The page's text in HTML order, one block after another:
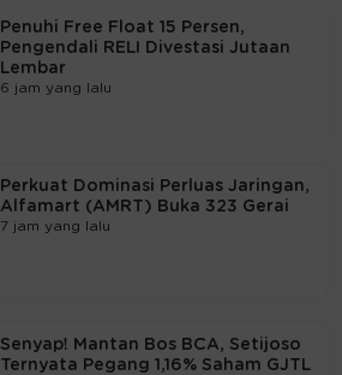
Penuhi Free Float 15 Persen,
Pengendali RELI Divestasi Jutaan
Lembar
6 jam yang lalu
Perkuat Dominasi Perluas Jaringan,
Alfamart (AMRT) Buka 323 Gerai
7 jam yang lalu
Senyap! Mantan Bos BCA, Setijoso
Ternyata Pegang 1,16% Saham GJTL